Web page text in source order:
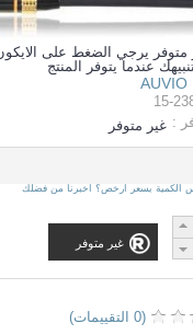
متوفر يرجي الضغط على
عندما يتوفر المنتج
AUVIO
15-
: غير متوفر
الكمية بسعر ارخص؟ اخبرنا من فضلك
غير متوفر
(0 التقييمات)